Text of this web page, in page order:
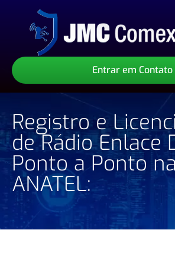
Entrar em Contato
Registro e
de Rádio Enlace
Ponto a Ponto
ANATEL: